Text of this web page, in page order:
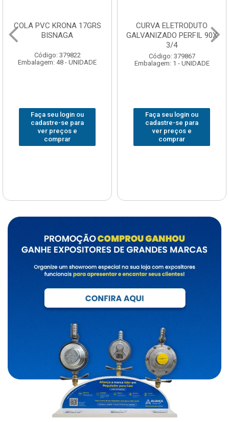
COLA PVC KRONA 17GRS
BISNAGA
Código: 379822
Embalagem: 48 - UNIDADE
Faça seu login ou
cadastre-se para
ver preços e
comprar
CURVA ELETRODUTO
GALVANIZADO PERFIL 90X
3/4
Código: 379867
Embalagem: 1 - UNIDADE
Faça seu login ou
cadastre-se para
ver preços e
comprar